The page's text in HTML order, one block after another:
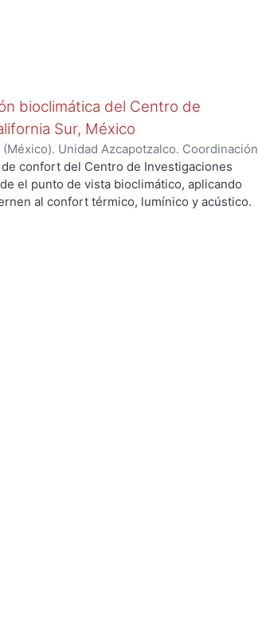
bioclimática del Centro de
Sur, México
Unidad Azcapotzalco. Coordinación
)García Tavera, José Luis
confort del Centro de Investigaciones
el punto de vista bioclimático, aplicando
al confort térmico, lumínico y acústico.